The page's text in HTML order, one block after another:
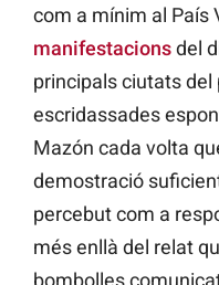
com a mínim al País
manifestacionsdel
principals ciutats del
escridassades
Mazón cada volta
demostració
percebut com a
més enllà del relat
bombolles